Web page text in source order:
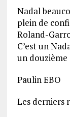
Nadal
plein de
Roland-
C’est un
un douzième
Paulin EBO
Les derniers